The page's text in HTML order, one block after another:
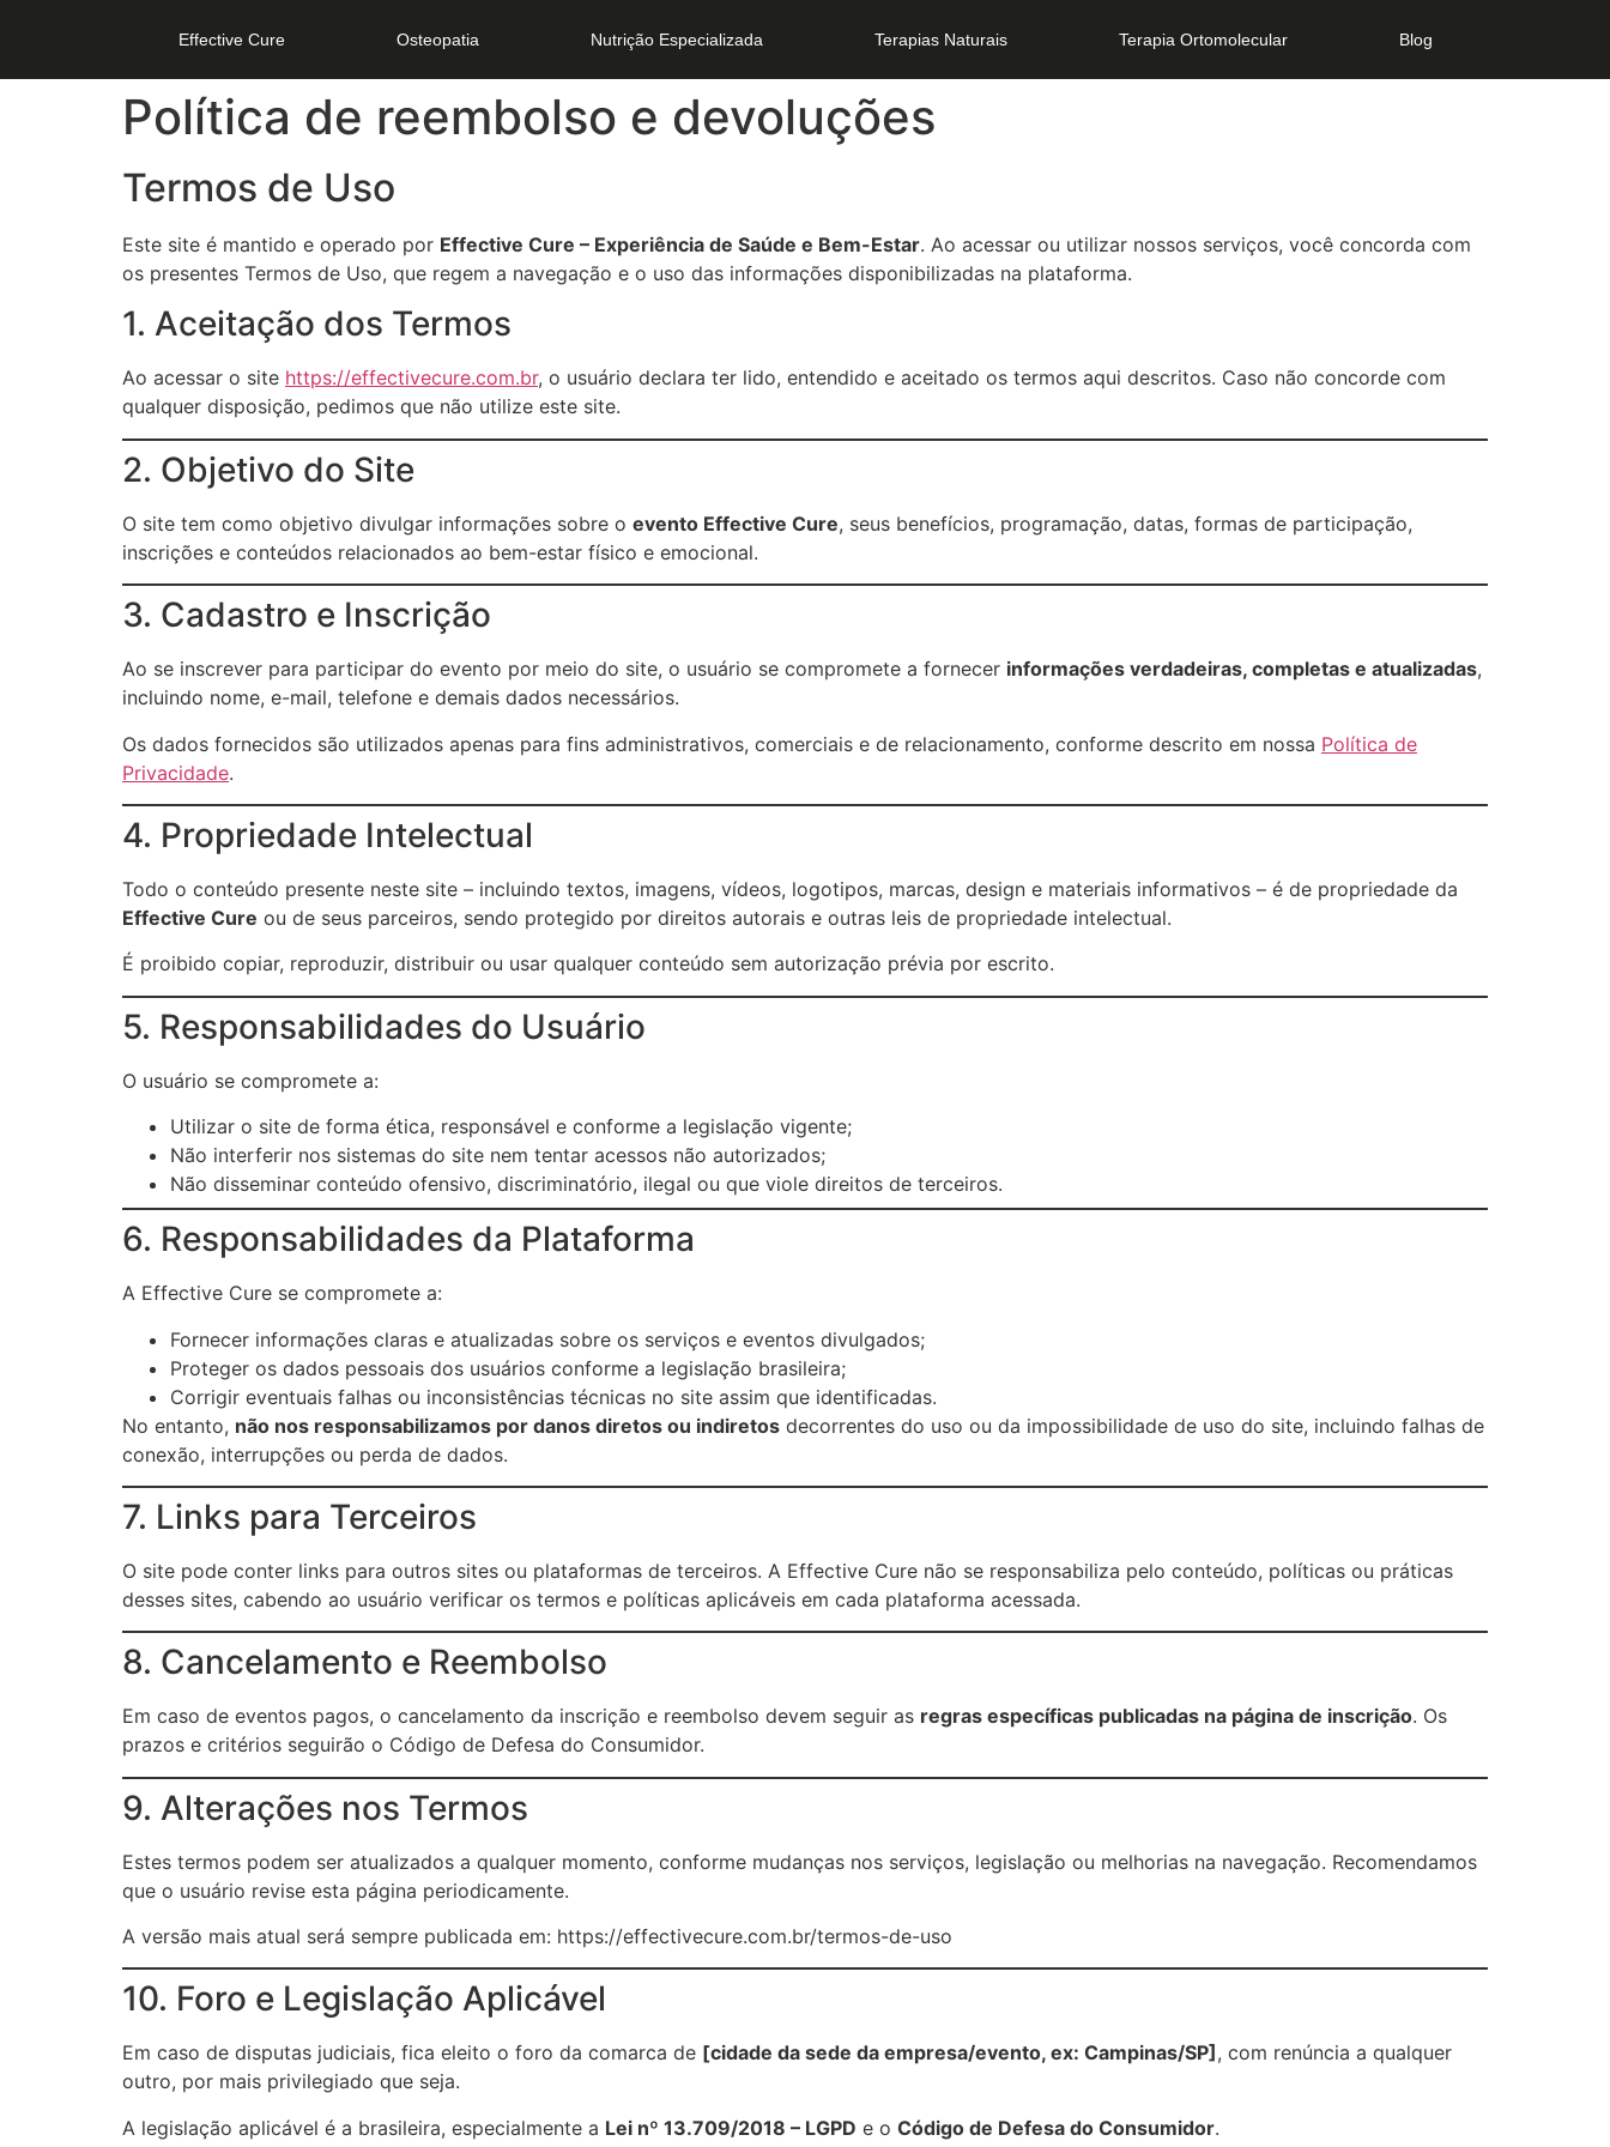
Effective Cure Osteopatia Nutrição Especializada Terapias Naturais Terapia Ortomolecular Blog
Política de reembolso e devoluções
Termos de Uso
Este site é mantido e operado por Effective Cure – Experiência de Saúde e Bem-Estar. Ao acessar ou utilizar nossos serviços, você concorda com
os presentes Termos de Uso, que regem a navegação e o uso das informações disponibilizadas na plataforma.
1. Aceitação dos Termos
Ao acessar o site https://effectivecure.com.br, o usuário declara ter lido, entendido e aceitado os termos aqui descritos. Caso não concorde com
qualquer disposição, pedimos que não utilize este site.
2. Objetivo do Site
O site tem como objetivo divulgar informações sobre o evento Effective Cure, seus benefícios, programação, datas, formas de participação,
inscrições e conteúdos relacionados ao bem-estar físico e emocional.
3. Cadastro e Inscrição
Ao se inscrever para participar do evento por meio do site, o usuário se compromete a fornecer informações verdadeiras, completas e atualizadas,
incluindo nome, e-mail, telefone e demais dados necessários.
Os dados fornecidos são utilizados apenas para fins administrativos, comerciais e de relacionamento, conforme descrito em nossa Política de
Privacidade.
4. Propriedade Intelectual
Todo o conteúdo presente neste site – incluindo textos, imagens, vídeos, logotipos, marcas, design e materiais informativos – é de propriedade da
Effective Cure ou de seus parceiros, sendo protegido por direitos autorais e outras leis de propriedade intelectual.
É proibido copiar, reproduzir, distribuir ou usar qualquer conteúdo sem autorização prévia por escrito.
5. Responsabilidades do Usuário
O usuário se compromete a:
Utilizar o site de forma ética, responsável e conforme a legislação vigente;
Não interferir nos sistemas do site nem tentar acessos não autorizados;
Não disseminar conteúdo ofensivo, discriminatório, ilegal ou que viole direitos de terceiros.
6. Responsabilidades da Plataforma
A Effective Cure se compromete a:
Fornecer informações claras e atualizadas sobre os serviços e eventos divulgados;
Proteger os dados pessoais dos usuários conforme a legislação brasileira;
Corrigir eventuais falhas ou inconsistências técnicas no site assim que identificadas.
No entanto, não nos responsabilizamos por danos diretos ou indiretos decorrentes do uso ou da impossibilidade de uso do site, incluindo falhas de
conexão, interrupções ou perda de dados.
7. Links para Terceiros
O site pode conter links para outros sites ou plataformas de terceiros. A Effective Cure não se responsabiliza pelo conteúdo, políticas ou práticas
desses sites, cabendo ao usuário verificar os termos e políticas aplicáveis em cada plataforma acessada.
8. Cancelamento e Reembolso
Em caso de eventos pagos, o cancelamento da inscrição e reembolso devem seguir as regras específicas publicadas na página de inscrição. Os
prazos e critérios seguirão o Código de Defesa do Consumidor.
9. Alterações nos Termos
Estes termos podem ser atualizados a qualquer momento, conforme mudanças nos serviços, legislação ou melhorias na navegação. Recomendamos
que o usuário revise esta página periodicamente.
A versão mais atual será sempre publicada em: https://effectivecure.com.br/termos-de-uso
10. Foro e Legislação Aplicável
Em caso de disputas judiciais, fica eleito o foro da comarca de [cidade da sede da empresa/evento, ex: Campinas/SP] , com renúncia a qualquer
outro, por mais privilegiado que seja.
A legislação aplicável é a brasileira, especialmente a Lei nº 13.709/2018 – LGPD e o Código de Defesa do Consumidor.